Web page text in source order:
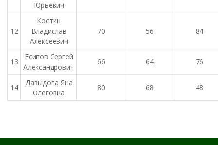
Юрьевич
12
Костин
Владислав
Алексеевич
70 56 84
13
Есипов Сергей
Александрович
66 64 76
14
Давыдова Яна
Олеговна
80 68 48